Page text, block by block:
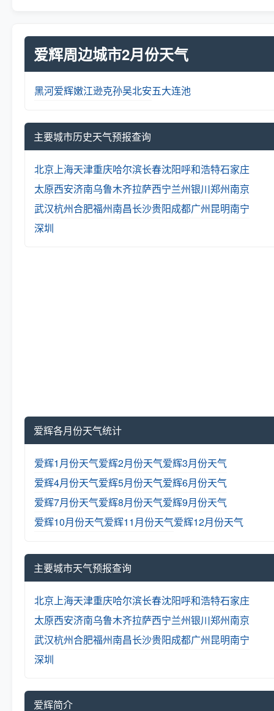
爱辉周边城市2月份天气
黑河爱辉嫩江逊克孙吴北安五大连池
主要城市历史天气预报查询
北京 上海天津重庆哈尔滨长春沈阳呼和浩特石家庄
太原西安济南乌鲁木齐拉萨西宁兰州银川郑州南京
武汉杭州合肥福州南昌长沙贵阳成都广州昆明南宁
深圳
爱辉各月份天气统计
爱辉1月份天气爱辉2月份天气爱辉3月份天气
爱辉4月份天气爱辉5月份天气爱辉6月份天气
爱辉7月份天气爱辉8月份天气爱辉9月份天气
爱辉10月份天气爱辉11月份天气爱辉12月份天气
主要城市天气预报查询
北京 上海天津重庆哈尔滨长春沈阳呼和浩特石家庄
太原西安济南乌鲁木齐拉萨西宁兰州银川郑州南京
武汉杭州合肥福州南昌长沙贵阳成都广州昆明南宁
深圳
爱辉简介